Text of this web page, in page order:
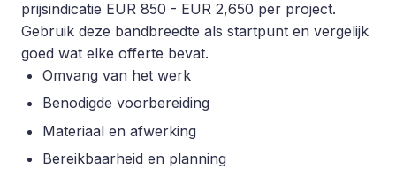
prijsindicatie EUR 850 - EUR 2,650 per project.
Gebruik deze bandbreedte als startpunt en vergelijk
goed wat elke offerte bevat.
Omvang van het werk
Benodigde voorbereiding
Materiaal en afwerking
Bereikbaarheid en planning